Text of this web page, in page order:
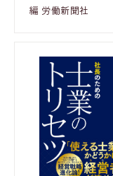
編 労働新聞社